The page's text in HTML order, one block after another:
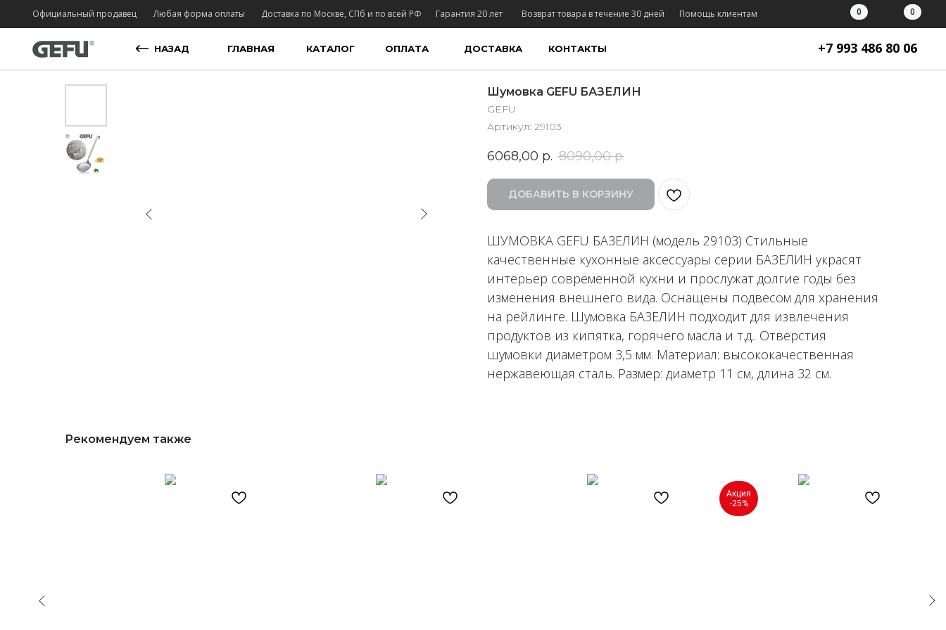
КОНТАКТЫ
ГЛАВНАЯ КАТАЛОГ ДОСТАВКА
ОПЛАТА
0 0
НАЗАД +7 993 486 80 06
Помощь клиентам
Любая форма оплаты Доставка по Москве, СПб и по всей РФ Гарантия 20 лет
Официальный продавец Возврат товара в течение 30 дней
Шумовка GEFU БАЗЕЛИН
GEFU
Артикул: 29103
6068,00 р. 8090,00 р.
ДОБАВИТЬ В КОРЗИНУ
ШУМОВКА GEFU БАЗЕЛИН (модель 29103) Стильные
качественные кухонные аксессуары серии БАЗЕЛИН украсят
интерьер современной кухни и прослужат долгие годы без
изменения внешнего вида. Оснащены подвесом для хранения
на рейлинге. Шумовка БАЗЕЛИН подходит для извлечения
продуктов из кипятка, горячего масла и т.д.. Отверстия
шумовки диаметром 3,5 мм. Материал: высококачественная
нержавеющая сталь. Размер: диаметр 11 см, длина 32 см.
Рекомендуем также
Акция
-25%